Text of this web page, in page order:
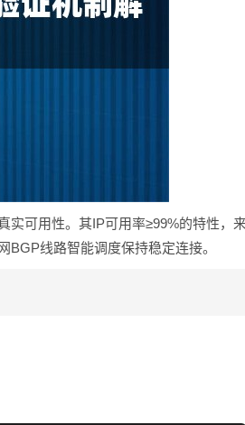
实可用性。其IP可用率≥99%的特性，
线路智能调度保持稳定连接。